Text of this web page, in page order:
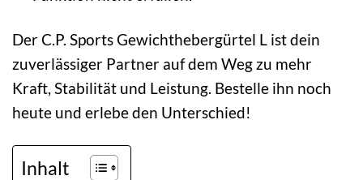
Der C.P. Sports Gewichthebergürtel L ist dein
zuverlässiger Partner auf dem Weg zu mehr
Kraft, Stabilität und Leistung. Bestelle ihn noch
heute und erlebe den Unterschied!
Inhalt